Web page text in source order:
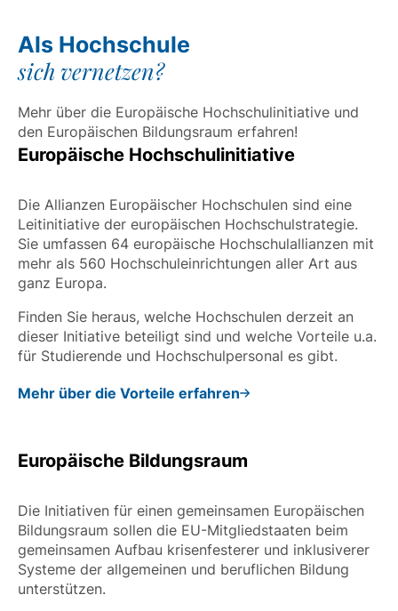
Als Hochschule
sich vernetzen?
Mehr über die Europäische Hochschulinitiative und
den Europäischen Bildungsraum erfahren!
Europäische Hochschulinitiative
Die Allianzen Europäischer Hochschulen sind eine
Leitinitiative der europäischen Hochschulstrategie.
Sie umfassen 64 europäische Hochschulallianzen mit
mehr als 560 Hochschuleinrichtungen aller Art aus
ganz Europa.
Finden Sie heraus, welche Hochschulen derzeit an
dieser Initiative beteiligt sind und welche Vorteile u.a.
für Studierende und Hochschulpersonal es gibt.
Mehr über die Vorteile erfahren
Europäische Bildungsraum
Die Initiativen für einen gemeinsamen Europäischen
Bildungsraum sollen die EU-Mitgliedstaaten beim
gemeinsamen Aufbau krisenfesterer und inklusiverer
Systeme der allgemeinen und beruflichen Bildung
unterstützen.